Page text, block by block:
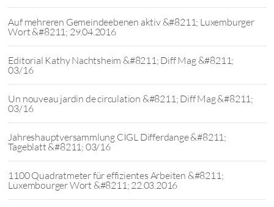
Auf mehreren Gemeindeebenen aktiv &#8211; Luxemburger
Wort &#8211; 29.04.2016
Editorial Kathy Nachtsheim &#8211; Diff Mag &#8211;
03/16
Un nouveau jardin de circulation &#8211; Diff Mag &#8211;
03/16
Jahreshauptversammlung CIGL Differdange &#8211;
Tageblatt &#8211; 03/16
1100 Quadratmeter für effizientes Arbeiten &#8211;
Luxembourger Wort &#8211; 22.03.2016